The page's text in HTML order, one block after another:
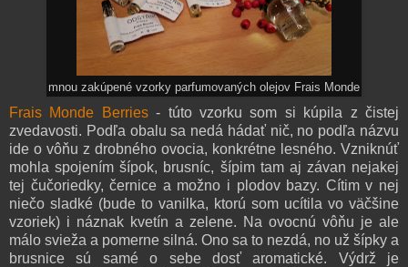
mnou zakúpené vzorky parfumovaných olejov Frais Monde
Frais Monde Berries- túto vzorku som si kúpila z čistej
zvedavosti. Podľa obalu sa nedá hádať nič, no podľa názvu
ide o vôňu z drobného ovocia, konkrétne lesného. Vzniknúť
mohla spojením šípok, brusníc, šípim tam aj závan nejakej
tej čučoriedky, černice a možno i plodov bazy. Cítim v nej
niečo sladké (bude to vanilka, ktorú som ucítila vo väčšine
vzoriek) i náznak kvetín a zelene. Na ovocnú vôňu je ale
málo svieža a pomerne silná. Ono sa to nezdá, no už šípky a
brusnice sú samé o sebe dosť aromatické. Výdrž je